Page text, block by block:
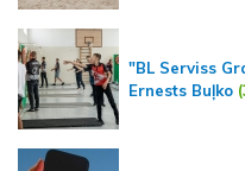
"BL Serviss
Ernests Buļko